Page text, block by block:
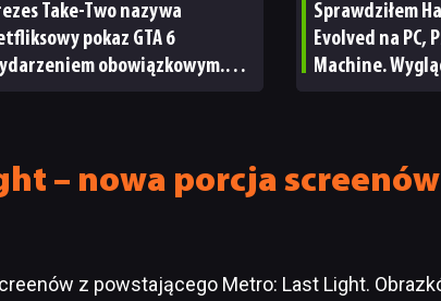
Take-Two nazywa
pokaz GTA 6
obowiązkowym.
Sprawdziłem
Evolved na PC,
Machine.
– nowa porcja
z powstającego Metro: Last Light.